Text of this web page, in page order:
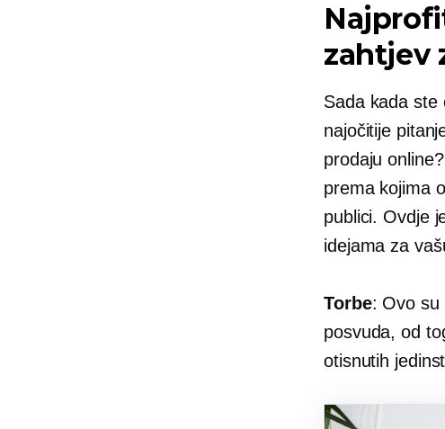
zahtjev
Sada kada ste
najočitije
prodaju
prema kojima
publici. Ovdje
idejama za
Torbe: Ovo su
posvuda, od
otisnutih